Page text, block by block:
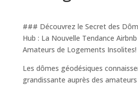
### Découvrez le Secret des
Hub : La Nouvelle Tendance
Amateurs de Logements Insolites!
Les dômes géodésiques
grandissante auprès des